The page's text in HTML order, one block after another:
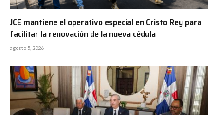
JCE mantiene el operativo especial en Cristo Rey para
facilitar la renovación de la nueva cédula
agosto 5, 2026